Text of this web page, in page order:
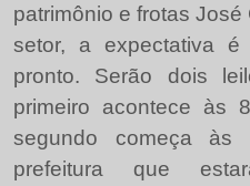
patrimônio e frotas
setor, a expectativa é
pronto. Serão dois
primeiro acontece às
segundo começa
prefeitura que